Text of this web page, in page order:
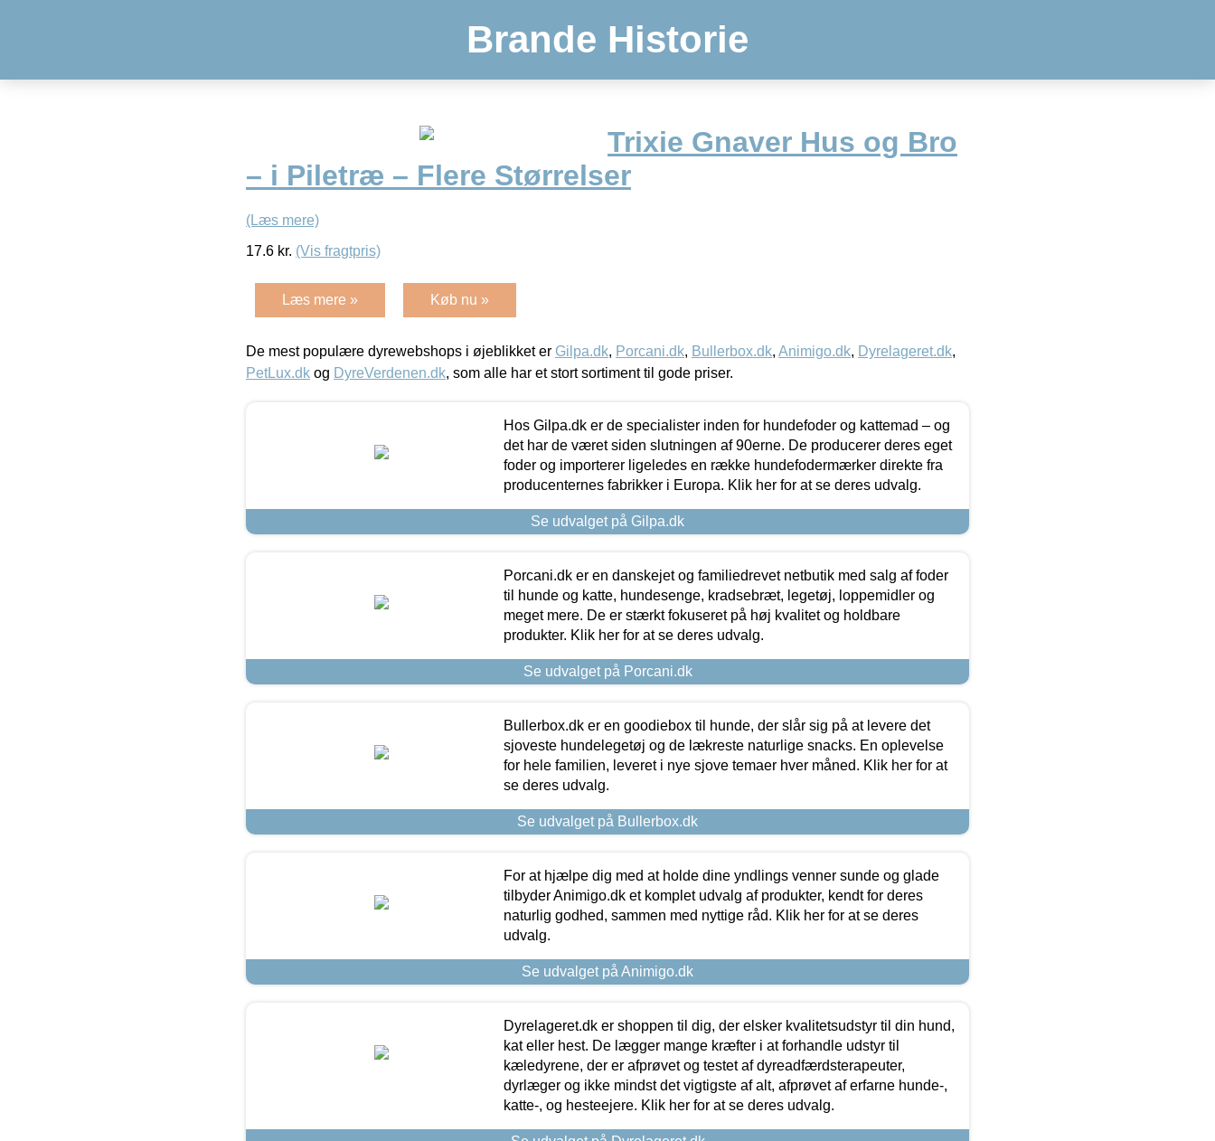
Brande Historie
Trixie Gnaver Hus og Bro
– i Piletræ – Flere Størrelser
(Læs mere)
17.6 kr. (Vis fragtpris)
Læs mere » Køb nu »
De mest populære dyrewebshops i øjeblikket er Gilpa.dk, Porcani.dk, Bullerbox.dk, Animigo.dk, Dyrelageret.dk,
PetLux.dk og DyreVerdenen.dk, som alle har et stort sortiment til gode priser.
Hos Gilpa.dk er de specialister inden for hundefoder og kattemad – og
det har de været siden slutningen af 90erne. De producerer deres eget
foder og importerer ligeledes en række hundefodermærker direkte fra
producenternes fabrikker i Europa. Klik her for at se deres udvalg.
Se udvalget på Gilpa.dk
Porcani.dk er en danskejet og familiedrevet netbutik med salg af foder
til hunde og katte, hundesenge, kradsebræt, legetøj, loppemidler og
meget mere. De er stærkt fokuseret på høj kvalitet og holdbare
produkter. Klik her for at se deres udvalg.
Se udvalget på Porcani.dk
Bullerbox.dk er en goodiebox til hunde, der slår sig på at levere det
sjoveste hundelegetøj og de lækreste naturlige snacks. En oplevelse
for hele familien, leveret i nye sjove temaer hver måned. Klik her for at
se deres udvalg.
Se udvalget på Bullerbox.dk
For at hjælpe dig med at holde dine yndlings venner sunde og glade
tilbyder Animigo.dk et komplet udvalg af produkter, kendt for deres
naturlig godhed, sammen med nyttige råd. Klik her for at se deres
udvalg.
Se udvalget på Animigo.dk
Dyrelageret.dk er shoppen til dig, der elsker kvalitetsudstyr til din hund,
kat eller hest. De lægger mange kræfter i at forhandle udstyr til
kæledyrene, der er afprøvet og testet af dyreadfærdsterapeuter,
dyrlæger og ikke mindst det vigtigste af alt, afprøvet af erfarne hunde-,
katte-, og hesteejere. Klik her for at se deres udvalg.